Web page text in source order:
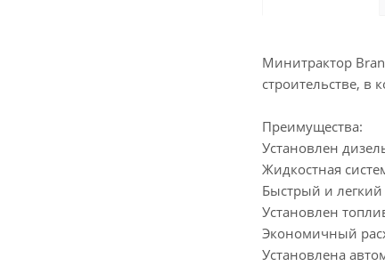
Минитрактор
строительстве,
Преимущества:
Установлен
Жидкостная
Быстрый и легкий
Установлен
Экономичный
Установлена